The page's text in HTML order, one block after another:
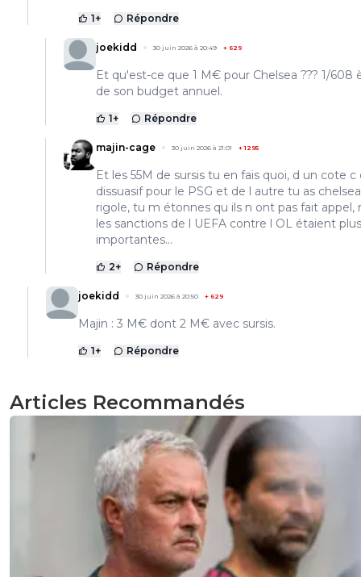
1+ Répondre
joekidd 30 juin 2026 à 20:49 + 629
Et qu'est-ce que 1 M€ pour Chelsea ??? 1/608
de son budget annuel.
1+ Répondre
majin-cage 30 juin 2026 à 21:01 +1295
Et les 55M de sursis tu en fais quoi, d un cote c
dissuasif pour le PSG et de l autre tu as
rigole, tu m étonnes qu ils n ont pas fait appel,
les sanctions de l UEFA contre l OL étaient plus
importantes...
2+ Répondre
joekidd 30 juin 2026 à 20:50 + 629
Majin : 3 M€ dont 2 M€ avec sursis.
1+ Répondre
Articles Recommandés